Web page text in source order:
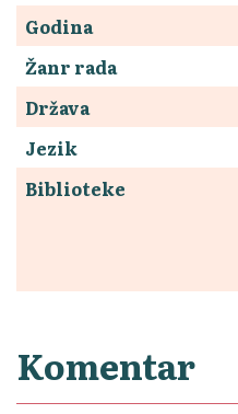
Godina
Žanr rada
Država
Jezik
Biblioteke
Komentar